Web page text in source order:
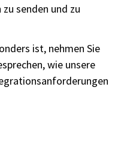
senden und zu
ist, nehmen Sie
wie unsere